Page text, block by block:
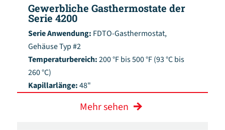
Gewerbliche Gasthermostate der
Serie 4200
Serie Anwendung: FDTO-Gasthermostat,
Gehäuse Typ #2
Temperaturbereich:200 °F bis 500 °F (93 °C bis
260 °C)
Kapillarlänge:48"
Mehr sehen